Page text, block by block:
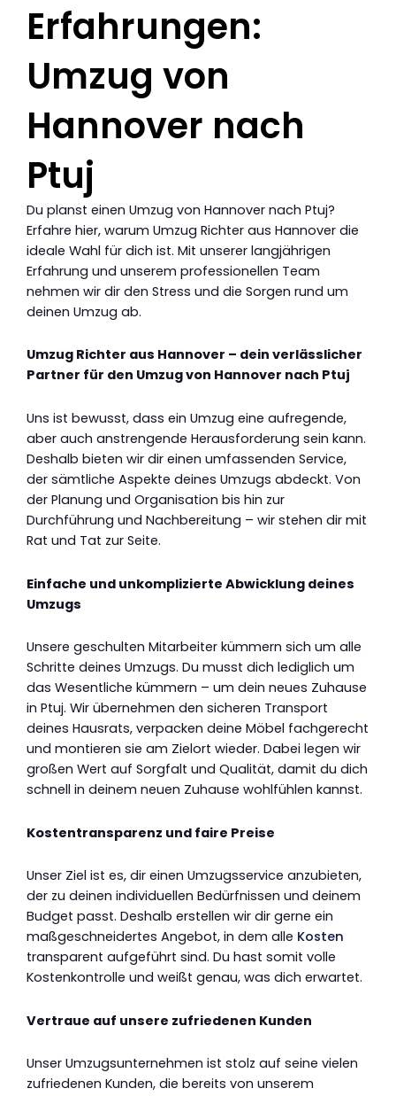
Erfahrungen:
Umzug von
Hannover nach
Ptuj
Du planst einen Umzug von Hannover nach Ptuj?
Erfahre hier, warum Umzug Richter aus Hannover die
ideale Wahl für dich ist. Mit unserer langjährigen
Erfahrung und unserem professionellen Team
nehmen wir dir den Stress und die Sorgen rund um
deinen Umzug ab.
Umzug Richter aus Hannover – dein verlässlicher
Partner für den Umzug von Hannover nach Ptuj
Uns ist bewusst, dass ein Umzug eine aufregende,
aber auch anstrengende Herausforderung sein kann.
Deshalb bieten wir dir einen umfassenden Service,
der sämtliche Aspekte deines Umzugs abdeckt. Von
der Planung und Organisation bis hin zur
Durchführung und Nachbereitung – wir stehen dir mit
Rat und Tat zur Seite.
Einfache und unkomplizierte Abwicklung deines
Umzugs
Unsere geschulten Mitarbeiter kümmern sich um alle
Schritte deines Umzugs. Du musst dich lediglich um
das Wesentliche kümmern – um dein neues Zuhause
in Ptuj. Wir übernehmen den sicheren Transport
deines Hausrats, verpacken deine Möbel fachgerecht
und montieren sie am Zielort wieder. Dabei legen wir
großen Wert auf Sorgfalt und Qualität, damit du dich
schnell in deinem neuen Zuhause wohlfühlen kannst.
Kostentransparenz und faire Preise
Unser Ziel ist es, dir einen Umzugsservice anzubieten,
der zu deinen individuellen Bedürfnissen und deinem
Budget passt. Deshalb erstellen wir dir gerne ein
maßgeschneidertes Angebot, in dem alle Kosten
transparent aufgeführt sind. Du hast somit volle
Kostenkontrolle und weißt genau, was dich erwartet.
Vertraue auf unsere zufriedenen Kunden
Unser Umzugsunternehmen ist stolz auf seine vielen
zufriedenen Kunden, die bereits von unserem